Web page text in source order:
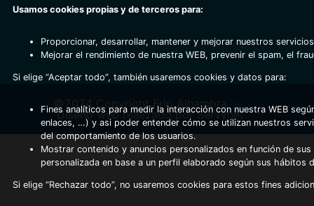
©2024 Copyright Frio Alhambra
Diseño web realizado por Servynet
Usamos cookies propias y de terceros para:
Proporcionar, desarrollar, mantener y mejorar nuestros
Mejorar el rendimiento de nuestra WEB, prevenir el spam, el
Si elige “Aceptar todo”, también usaremos cookies y datos para:
Fines analíticos para medir la interacción con nuestra WEB
enlaces, …) y asi poder entender cómo se utilizan nuestros
del comportamiento de los usuarios.
Mostrar contenido y anuncios personalizados en función de
personalizada en base a un perfil elaborado según sus hábitos
Si elige “Rechazar todo”, no usaremos cookies para estos fines